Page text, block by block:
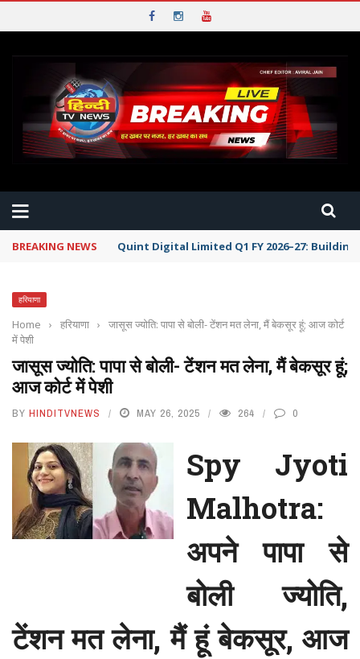
BREAKING NEWS Quint Digital Limited Q1 FY 2026–27:
हरियाणा
Home › हरियाणा ›
जासूस ज्योति: पापा से बोली- टेंशन मत लेना, मैं बेकसूर हूं; आज कोर्ट
में पेशी
जासूस ज्योति: पापा से बोली- टेंशन मत लेना, मैं बेकसूर हूं;
आज कोर्ट में पेशी
BY HINDITVNEWS MAY 26, 2025 264 0
Spy Jyoti
Malhotra:
अपने पापा से
बोली ज्योति,
टेंशन मत लेना, मैं हूं बेकसूर, आज